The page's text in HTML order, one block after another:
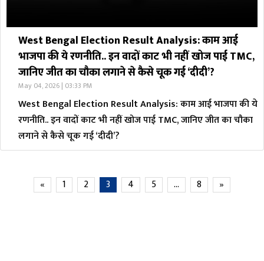
West Bengal Election Result Analysis: काम आई
भाजपा की ये रणनीति.. इन वादों काट भी नहीं खोज पाई TMC,
जानिए जीत का चौका लगाने से कैसे चूक गई ‘दीदी’?
May 04, 2026 | 03:33 PM
West Bengal Election Result Analysis: काम आई भाजपा की ये
रणनीति.. इन वादों काट भी नहीं खोज पाई TMC, जानिए जीत का चौका
लगाने से कैसे चूक गई ‘दीदी’?
« 1 2 3 4 5 … 8 »